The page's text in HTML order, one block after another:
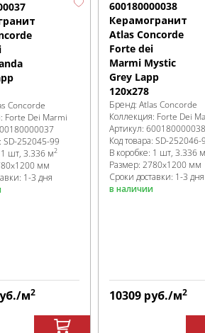
Concorde
Forte Dei Marmi
SD-252045-99
1 шт, 3.336 м2
мм
1-3 дня
/м2
600180000038
Керамогранит
Atlas Concorde
Forte dei
Marmi Mystic
Grey Lapp
120x278
Бренд: Atlas Concorde
Коллекция: Forte Dei
Артикул: 600180000038
Код товара: SD-252046-
В коробке: 1 шт, 3.336 м
Размер: 2780x1200 мм
Сроки доставки: 1-3 дня
в наличии
10309 руб./м2